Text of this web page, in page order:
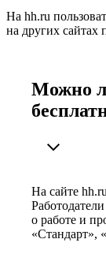
На hh.ru
на других сайтах
Можно
На сайте
о работе и
«Стандарт»,